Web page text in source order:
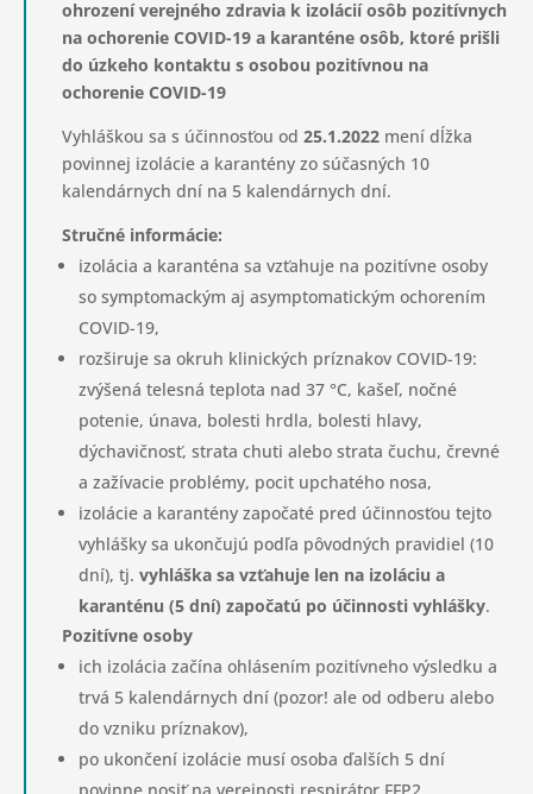
ohrození verejného zdravia k izolácií osôb pozitívnych
na ochorenie COVID-19 a karanténe osôb, ktoré prišli
do úzkeho kontaktu s osobou pozitívnou na
ochorenie COVID-19
Vyhláškou sa s účinnosťou od 25.1.2022 mení dĺžka
povinnej izolácie a karantény zo súčasných 10
kalendárnych dní na 5 kalendárnych dní.
Stručné informácie:
izolácia a karanténa sa vzťahuje na pozitívne osoby
so symptomackým aj asymptomatickým ochorením
COVID-19,
rozširuje sa okruh klinických príznakov COVID-19:
zvýšená telesná teplota nad 37 °C, kašeľ, nočné
potenie, únava, bolesti hrdla, bolesti hlavy,
dýchavičnosť, strata chuti alebo strata čuchu, črevné
a zažívacie problémy, pocit upchatého nosa,
izolácie a karantény započaté pred účinnosťou tejto
vyhlášky sa ukončujú podľa pôvodných pravidiel (10
dní), tj. vyhláška sa vzťahuje len na izoláciu a
karanténu (5 dní) započatú po účinnosti vyhlášky.
Pozitívne osoby
ich izolácia začína ohlásením pozitívneho výsledku a
trvá 5 kalendárnych dní (pozor! ale od odberu alebo
do vzniku príznakov),
po ukončení izolácie musí osoba ďalších 5 dní